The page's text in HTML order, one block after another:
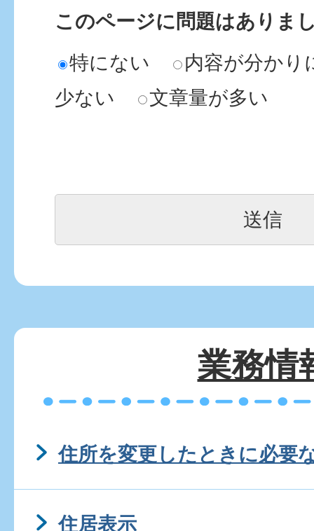
このページに問題はありま
特にない
内容が分かり
少ない
文章量が多い
業務情
住所を変更したときに必要
住居表示